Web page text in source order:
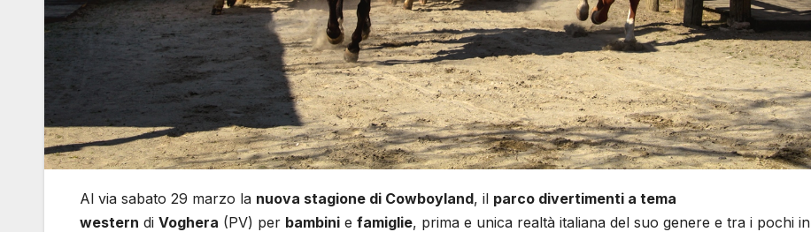
Al via sabato 29 marzo la nuova stagione di Cowboyland, il parco divertimenti a tema
western di Voghera (PV) per bambini e famiglie, prima e unica realtà italiana del suo genere e tra i pochi in